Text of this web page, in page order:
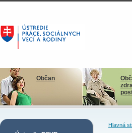
Občan
Hlavná